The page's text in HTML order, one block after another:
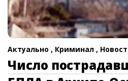
Актуально , Криминал ,
Число